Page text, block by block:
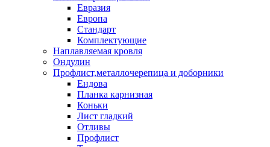
Евразия
Европа
Стандарт
Комплектующие
Наплавляемая кровля
Ондулин
Профлист,металлочерепица и доборники
Ендова
Планка карнизная
Коньки
Лист гладкий
Отливы
Профлист